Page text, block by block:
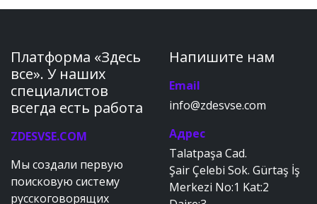
Платформа «Здесь
все». У наших
специалистов
всегда есть работа
ZDESVSE.COM
Мы создали первую
поисковую систему
русскоговорящих
Напишите нам
Email
info@zdesvse.com
Адрес
Talatpaşa Cad.
Şair Çelebi Sok. Gürtaş İş
Merkezi No:1 Kat:2